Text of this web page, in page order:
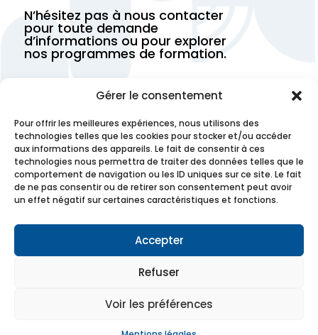
Gérer le consentement
Pour offrir les meilleures expériences, nous utilisons des
technologies telles que les cookies pour stocker et/ou accéder
aux informations des appareils. Le fait de consentir à ces
technologies nous permettra de traiter des données telles que le
comportement de navigation ou les ID uniques sur ce site. Le fait
de ne pas consentir ou de retirer son consentement peut avoir
un effet négatif sur certaines caractéristiques et fonctions.
Accepter
Refuser
Voir les préférences
N’hésitez pas à nous contacter
pour toute demande
d’informations ou pour explorer
nos programmes de formation.
Trouver un établissement
Contactez-nous